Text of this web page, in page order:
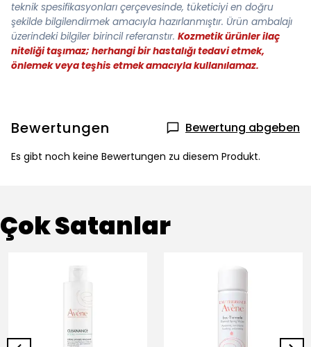
teknik spesifikasyonları çerçevesinde, tüketiciyi en doğru
şekilde bilgilendirmek amacıyla hazırlanmıştır. Ürün ambalajı
üzerindeki bilgiler birincil referanstır. Kozmetik ürünler ilaç
niteliği taşımaz; herhangi bir hastalığı tedavi etmek,
önlemek veya teşhis etmek amacıyla kullanılamaz.
Bewertungen Bewertung abgeben
Es gibt noch keine Bewertungen zu diesem Produkt.
Çok Satanlar